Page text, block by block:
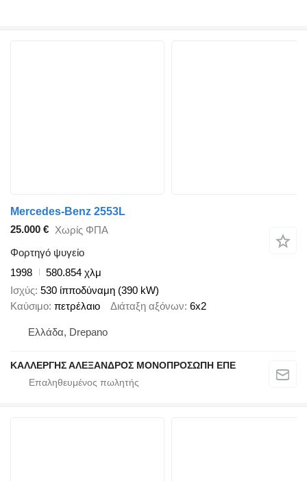
Mercedes-Benz 2553L
25.000 € Χωρίς ΦΠΑ
Φορτηγό ψυγείο
1998
580.854 χλμ
Ισχύς 530 ίπποδύναμη (390 kW)
Καύσιμο πετρέλαιο Διάταξη αξόνων 6x2
Ελλάδα, Drepano
ΚΑΛΛΕΡΓΗΣ ΑΛΕΞΑΝΔΡΟΣ ΜΟΝΟΠΡΟΣΩΠΗ ΕΠΕ